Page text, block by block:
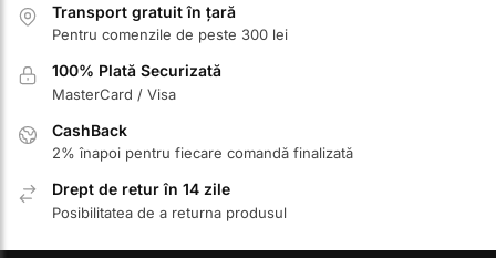
Transport gratuit în țară
Pentru comenzile de peste 300 lei
100% Plată Securizată
MasterCard / Visa
CashBack
2% înapoi pentru fiecare comandă finalizată
Drept de retur în 14 zile
Posibilitatea de a returna produsul